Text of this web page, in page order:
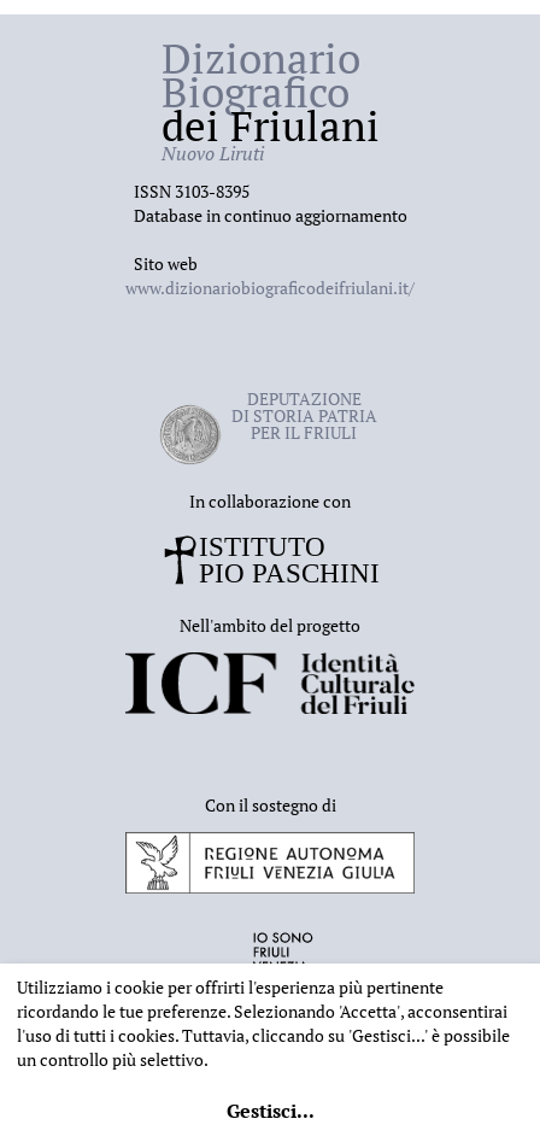
Dizionario
Biografico
dei Friulani
Nuovo Liruti
ISSN 3103-8395
Database in continuo aggiornamento
Sito web
www.dizionariobiograficodeifriulani.it/
DEPUTAZIONE
DI STORIA PATRIA
PER IL FRIULI
In collaborazione con
Nell'ambito del progetto
Con il sostegno di
2026 - Deputazione di Storia Patria per il Friuli - CF 80023560305
Utilizziamo i cookie per offrirti l'esperienza più pertinente
ricordando le tue preferenze. Selezionando 'Accetta', acconsentirai
l'uso di tutti i cookies. Tuttavia, cliccando su 'Gestisci...'è possibile
un controllo più selettivo.
Gestisci...